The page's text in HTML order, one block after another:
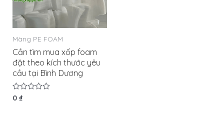
Màng PE FOAM
Cần tìm mua xốp foam
đặt theo kích thước yêu
cầu tại Bình Dương
Được
0₫